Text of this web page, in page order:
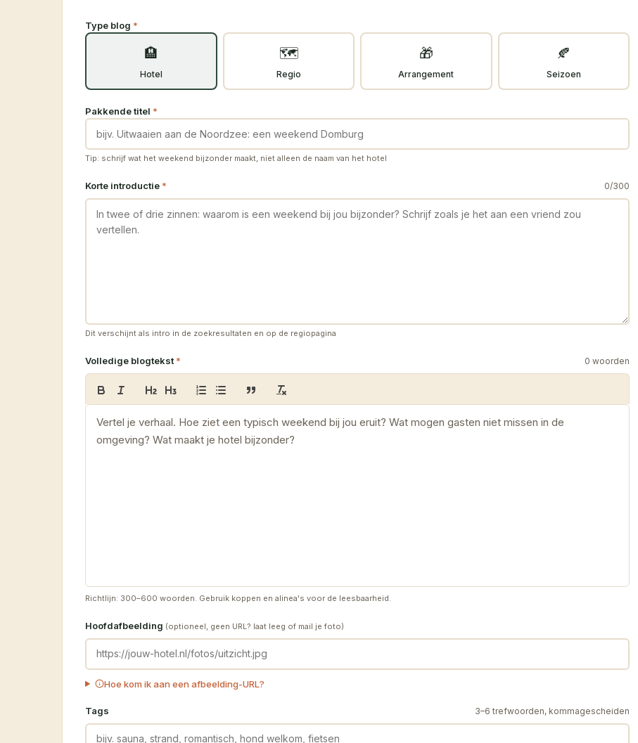
Type blog *
🏨
Hotel
🗺️
Regio
🎁
Arrangement
🍂
Seizoen
Pakkende titel *
Tip: schrijf wat het weekend bijzonder maakt, niet alleen de naam van het hotel
Korte introductie * 0/300
Dit verschijnt als intro in de zoekresultaten en op de regiopagina
Volledige blogtekst * 0 woorden
Richtlijn: 300–600 woorden. Gebruik koppen en alinea's voor de leesbaarheid.
Hoofdafbeelding (optioneel, geen URL? laat leeg of mail je foto)
Hoe kom ik aan een afbeelding-URL?
Tags 3–6 trefwoorden, kommagescheiden